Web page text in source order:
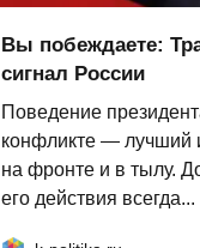
Вы побеждаете:
сигнал России
Поведение
конфликте — лучший
на фронте и в тылу.
его действия всегда...